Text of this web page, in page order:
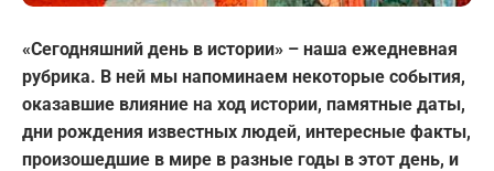
«Сегодняшний день в истории» – наша ежедневная
рубрика. В ней мы напоминаем некоторые события,
оказавшие влияние на ход истории, памятные даты,
дни рождения известных людей, интересные факты,
произошедшие в мире в разные годы в этот день, и